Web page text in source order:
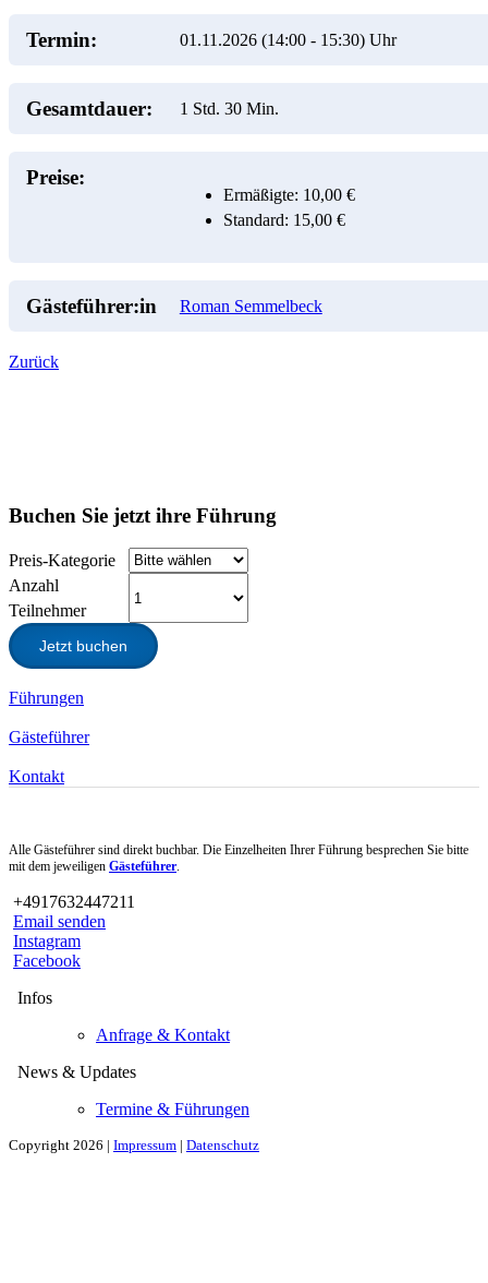
Termin: 01.11.2026 (14:00- 15:30)Uhr
Gesamtdauer: 1 Std. 30 Min.
Preise:
Ermäßigte: 10,00 €
Standard: 15,00 €
Gästeführer:in Roman Semmelbeck
Zurück
Buchen Sie jetzt ihre Führung
Preis-Kategorie
Anzahl
Teilnehmer
Jetzt buchen
Führungen
Gästeführer
Kontakt
Alle Gästeführer sind direkt buchbar. Die Einzelheiten Ihrer Führung besprechen Sie bitte
mit dem jeweiligen Gästeführer.
+4917632447211
Email senden
Instagram
Facebook
Infos
Anfrage & Kontakt
News & Updates
Termine & Führungen
Copyright 2026 | Impressum | Datenschutz